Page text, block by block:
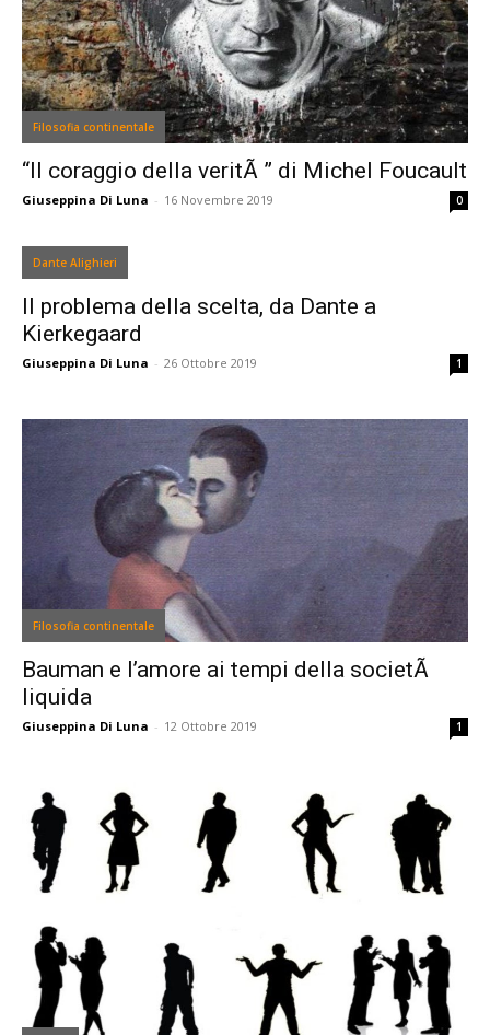
Filosofia continentale
“Il coraggio della veritÃ ” di Michel Foucault
Giuseppina Di Luna - 16 Novembre 2019 0
Dante Alighieri
Il problema della scelta, da Dante a
Kierkegaard
Giuseppina Di Luna - 26 Ottobre 2019 1
Filosofia continentale
Bauman e l’amore ai tempi della societÃ
liquida
Giuseppina Di Luna - 12 Ottobre 2019 1